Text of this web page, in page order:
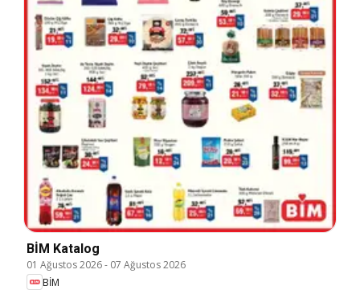
BİM Katalog
01 Ağustos 2026- 07 Ağustos 2026
BİM